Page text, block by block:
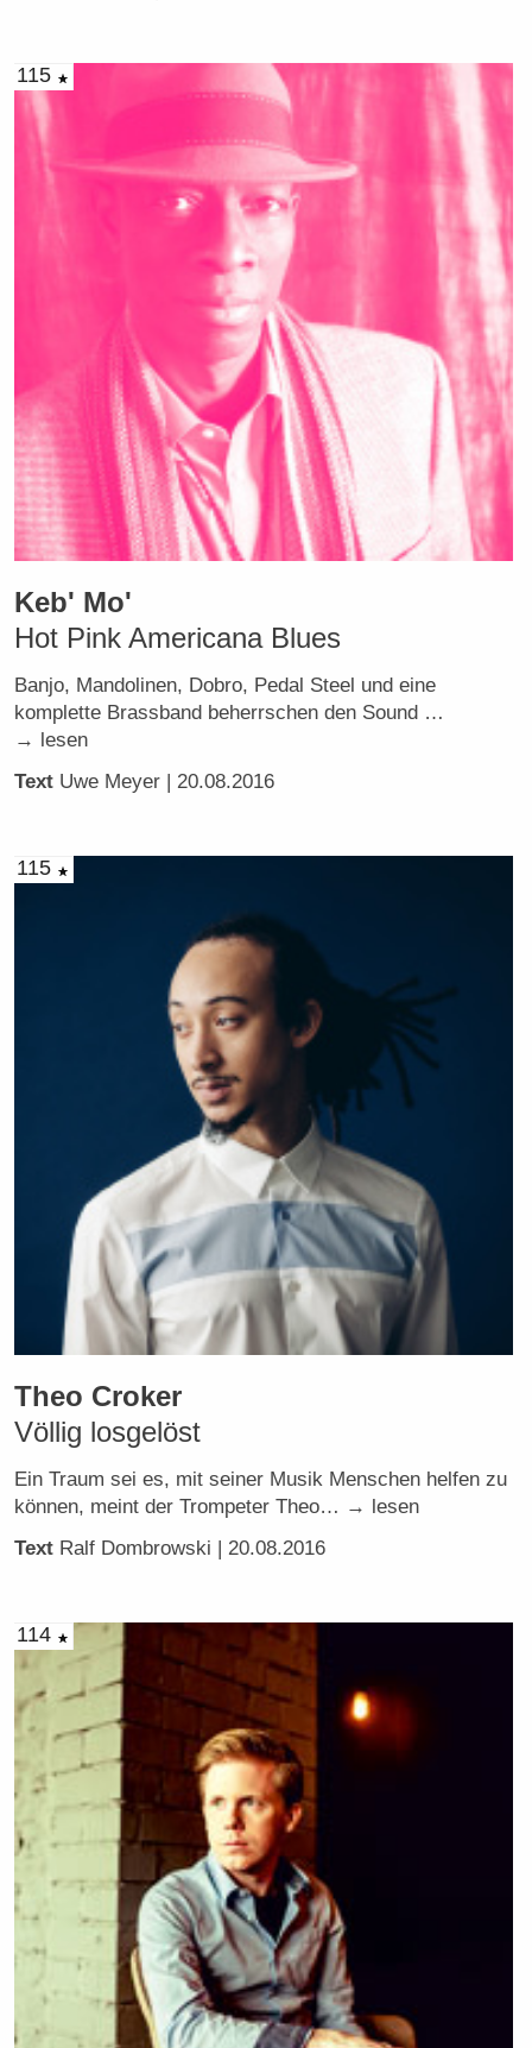
115
Keb' Mo'
Hot Pink Americana Blues
Banjo, Mandolinen, Dobro, Pedal Steel und eine
komplette Brassband beherrschen den Sound …
→ lesen
Text Uwe Meyer | 20.08.2016
115
Theo Croker
Völlig losgelöst
Ein Traum sei es, mit seiner Musik Menschen helfen zu
können, meint der Trompeter Theo… → lesen
Text Ralf Dombrowski | 20.08.2016
114